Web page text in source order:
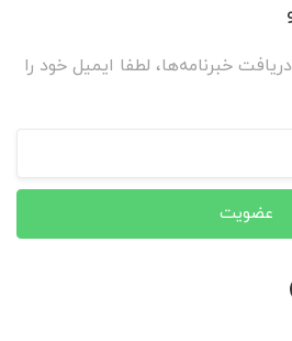
خبرنامه‌ها، لطفا ایمیل خود را
عضویت